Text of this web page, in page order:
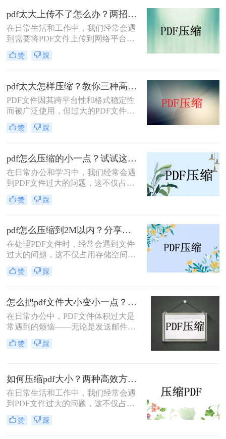
pdf太大上传不了怎么办？两招帮你解决！
在日常生活和工作中，我们经常会遇
到需要将PDF文件上传到网络平台或
发送给他人的情况。然而，有时PDF
文件过大，导致无法顺利上传或发
本文将介绍两种解决PDF文件过大无
法上传的方法，帮助你轻松应对这一
问题。
赞 踩
pdf太大怎样压缩？教你三种高效方法！
PDF文件因其跨平台性和格式稳定性
而被广泛使用，但过大的PDF文件不
仅占用存储空间，还会影响传输速度
和加载速度。为了解决pdf太大怎样压
件的方法。
赞 踩
pdf怎么压缩的小一点？试试这三种实用压缩方法！
在日常办公和学习中，我们经常会遇
到PDF文件过大的问题，这不仅占用
了大量的存储空间，还影响了文件的
传输速度。那么pdf怎么压缩的小一点
绍三种实用的PDF压缩方法，帮助您
轻松将PDF文件压缩得更小。
赞 踩
pdf怎么压缩到2M以内？分享两种实用压缩方法！
在处理PDF文件时，经常会遇到文件
过大的问题，这不仅占用存储空间，
还影响文件的传输速度。为了满足特
定需求，将PDF文件压缩到2M以内变
以内呢？本文将介绍两种常用的PDF
压缩方法。
赞 踩
怎么把pdf文件大小变小一点？四种方法对比，一看就懂！
在日常办公中，PDF文件体积过大是
常遇到的烦恼——无论是发送邮件受
限于附件大小，还是上传系统提示文
件超限，都让人头疼。那么，怎么把
解操作步骤，您可根据文件数量、压
缩质量要求和隐私需求快速选择最合
适的方法。
赞 踩
如何压缩pdf大小？两种高效方法详解！
在日常生活和工作中，我们经常会遇
到PDF文件过大的问题，这不仅占用
了大量的存储空间，还降低了文件的
传输效率。因此，掌握几种有效的
赞 踩